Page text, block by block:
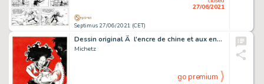
Septimus 27/06/2021 (CET)
27/06/2021
Dessin original Ã l'encre de chine et aux encres de…
Michetz
go premium